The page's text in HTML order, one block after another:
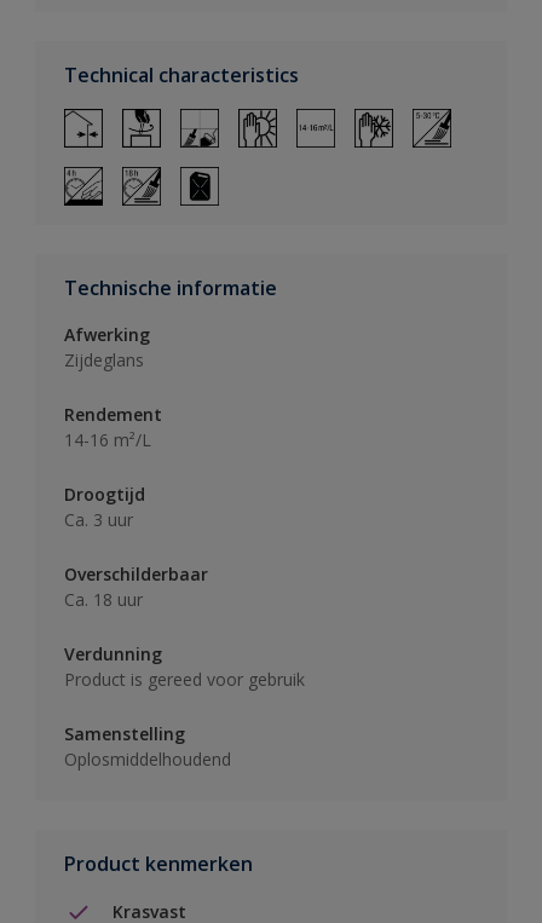
Technical characteristics
Technische informatie
Afwerking
Zijdeglans
Rendement
14-16 m²/L
Droogtijd
Ca. 3 uur
Overschilderbaar
Ca. 18 uur
Verdunning
Product is gereed voor gebruik
Samenstelling
Oplosmiddelhoudend
Product kenmerken
Krasvast